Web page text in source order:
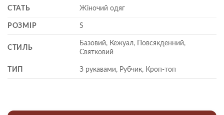
СТАТЬ Жіночий одяг
РОЗМІР S
СТИЛЬ
Базовий, Кежуал, Повсякденний,
Святковий
ТИП З рукавами, Рубчик, Кроп-топ